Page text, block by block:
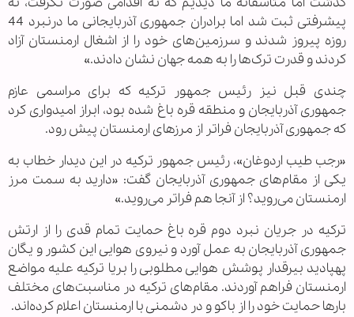
پیشرفتی ثبت شد اما برادران جمهوری آذربایجانی ما درنبرد 44
روزه پیروز شدند و سرزمین‌های خود را از اشغال ارمنستان آزاد
کردند و قدرت ترک‌ها را به همه جهان نشان دادند.»
چندی قبل نیز رئیس جمهور ترکیه که برای مراسمی عازم
جمهوری آذربایجان و منطقه قره باغ شده بود، ابراز امیدواری کرد
که جمهوری آذربایجان فراتر از مرزهای ارمنستان پیش رود.
«رجب طیب اردوغان»، رئیس جمهور ترکیه در این دیدار خطاب به
یکی از مقام‌های جمهوری آذربایجان گفت: «دارید به سمت مرز
ارمنستان می‌روید؟ از آنجا هم فراتر می‌روید.»
ترکیه در جریان نبرد دوم قره باغ حمایت تمام قدی را از ارتش
جمهوری آذربایجان به عمل آورد و نیروی هوایی این کشور و یگان
پهپادید بیرقدار پوشش هوایی مطلوبی را بریا ترکیه علیه مواضع
ارمنستان فراهم آوردند. مقام‌های ترکیه در مناسبت‌های مختلف
بارها حمایت خود را از باکو و در دشمنی با ارمنستان اعلام کرده‌اند.